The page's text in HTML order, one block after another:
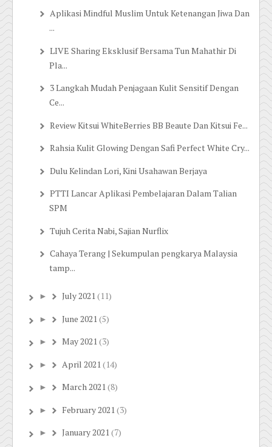
Aplikasi Mindful Muslim Untuk Ketenangan Jiwa Dan
...
LIVE Sharing Eksklusif Bersama Tun Mahathir Di
Pla...
3 Langkah Mudah Penjagaan Kulit Sensitif Dengan
Ce...
Review Kitsui WhiteBerries BB Beaute Dan Kitsui Fe...
Rahsia Kulit Glowing Dengan Safi Perfect White Cry...
Dulu Kelindan Lori, Kini Usahawan Berjaya
PTTI Lancar Aplikasi Pembelajaran Dalam Talian
SPM
Tujuh Cerita Nabi, Sajian Nurflix
Cahaya Terang | Sekumpulan pengkarya Malaysia
tamp...
► July 2021(11)
► June 2021(5)
► May 2021(3)
► April 2021(14)
► March 2021(8)
► February 2021(3)
► January 2021(7)